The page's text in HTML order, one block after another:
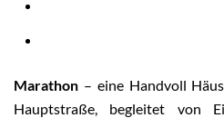
Marathon – eine Handvoll
Hauptstraße, begleitet von